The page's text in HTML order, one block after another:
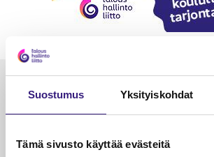
Suostumus Yksityiskohdat
Tämä sivusto käyttää evästeitä
Luetuimmat
VEROTUS
Kulu­veloitukset arvon­lisä­